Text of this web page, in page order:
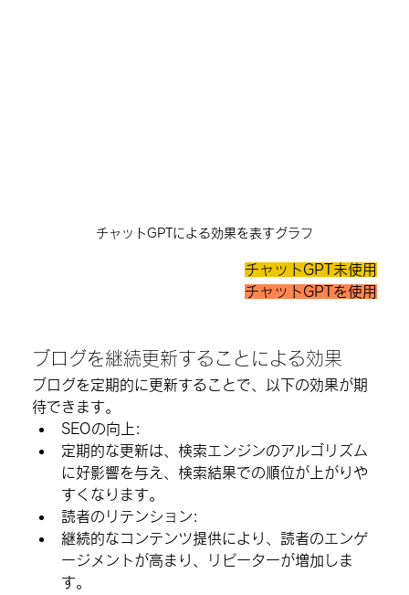
チャットGPTによる効果を表すグラフ
チャットGPT未使用
チャットGPTを使用
ブログを継続更新することによる効果
ブログを定期的に更新することで、以下の効果が期
待できます。
SEOの向上 :
定期的な更新は、検索エンジンのアルゴリズム
に好影響を与え、検索結果での順位が上がりや
すくなります。
読者のリテンション:
継続的なコンテンツ提供により、読者のエンゲ
ージメントが高まり、リピーターが増加しま
す。